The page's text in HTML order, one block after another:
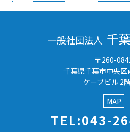
一般社団法人 千
〒260-
千葉県千葉市中央
ケープビル 2
MAP
TEL:043-